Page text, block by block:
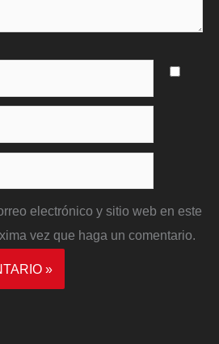
electrónico y sitio web en este
vez que haga un comentario.